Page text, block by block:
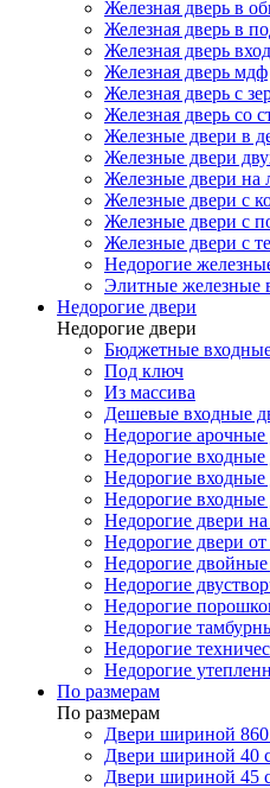
Железная дверь в
Железная дверь в
Железная дверь
Железная дверь мдф
Железная дверь с
Железная дверь со
Железные двери в
Железные двери
Железные двери на
Железные двери с
Железные двери с
Железные двери с
Недорогие
Элитные железные
Недорогие двери
Недорогие двери
Бюджетные
Под ключ
Из массива
Дешевые входные
Недорогие арочные
Недорогие входные
Недорогие входные
Недорогие
Недорогие двери
Недорогие двери
Недорогие двойные
Недорогие
Недорогие
Недорогие
Недорогие
Недорогие
По размерам
По размерам
Двери шириной
Двери шириной 40
Двери шириной 45